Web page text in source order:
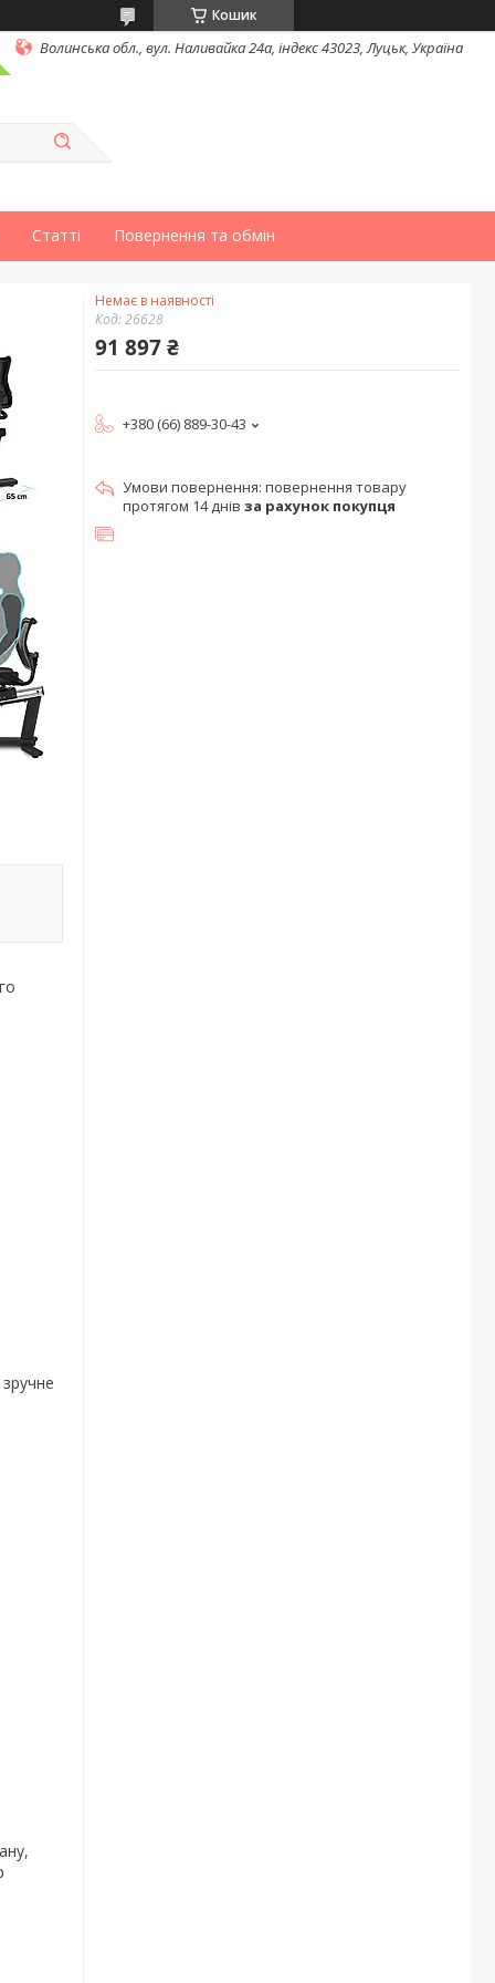
Кошик
Волинська обл., вул. Наливайка 24а, індекс 43023, Луцьк, Україна
Статті Повернення та обмін
Немає в наявності
Код:26628
91 897 ₴
+380 (66) 889-30-43
повернення товару
протягом 14 днів за рахунок покупця